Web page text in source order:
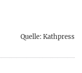
Quelle: Kathpress